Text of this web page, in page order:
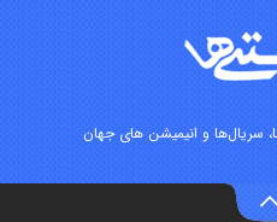
فصل ۳
سریال‌ها و انیمیشن های جهان